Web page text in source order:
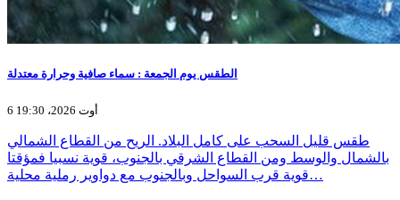
الطقس يوم الجمعة : سماء صافية وحرارة معتدلة
6 أوت 2026، 19:30
طقس قليل السحب على كامل البلاد. الريح من القطاع الشمالي
بالشمال والوسط ومن القطاع الشرقي بالجنوب، قوية نسبيا فمؤقتا
قوية قرب السواحل وبالجنوب مع دواوير رملية محلية…